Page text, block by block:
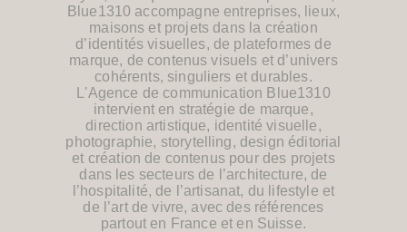
Blue1310 accompagne entreprises, lieux,
maisons et projets dans la création
d’identités visuelles, de plateformes de
marque, de contenus visuels et d’univers
cohérents, singuliers et durables.
L'Agence de communication Blue1310
intervient en stratégie de marque,
direction artistique, identité visuelle,
photographie, storytelling, design éditorial
et création de contenuspour des projets
dans les secteurs de l’architecture, de
l’hospitalité, de l’artisanat, du lifestyle et
de l’art de vivre, avec d es références
partout en France et en Suisse.